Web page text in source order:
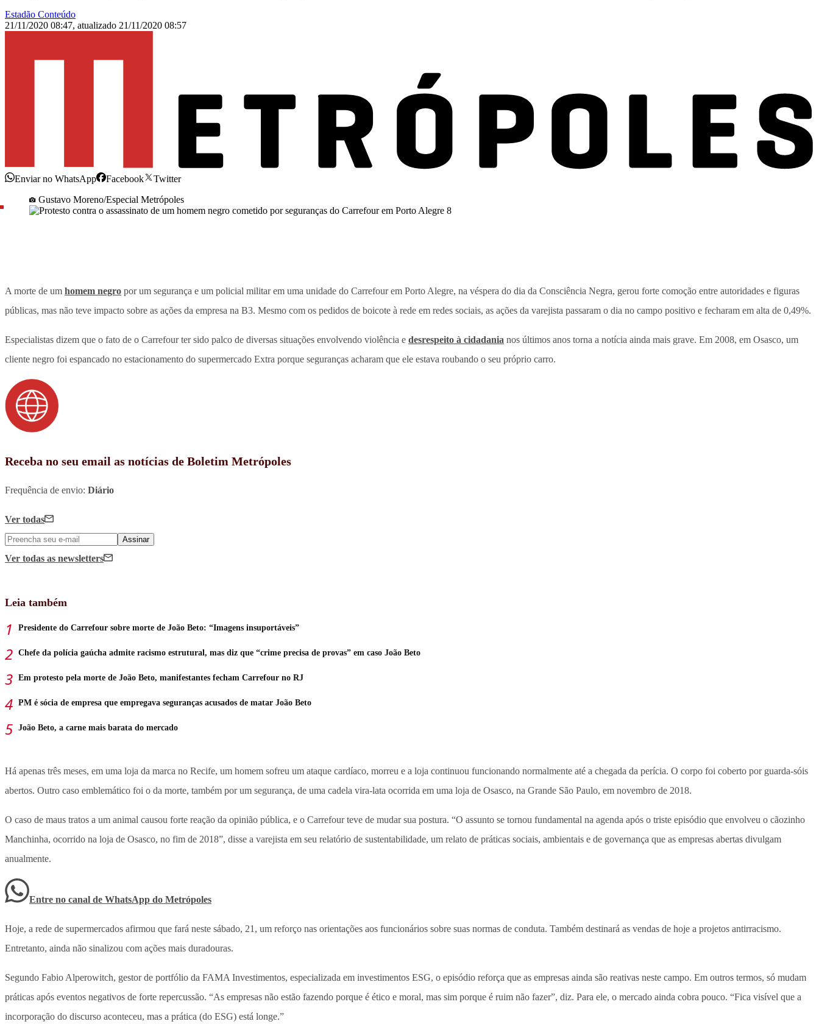
Estadão Conteúdo
21/11/2020 08:47, atualizado 21/11/2020 08:57
Enviar no WhatsApp Facebook
Twitter
Gustavo Moreno/Especial Metrópoles
A morte de um homem negro por um segurança e um policial militar em uma unidade do Carrefour em Porto Alegre, na véspera do dia da Consciência Negra, gerou forte comoção entre autoridades e figuras
públicas, mas não teve impacto sobre as ações da empresa na B3. Mesmo com os pedidos de boicote à rede em redes sociais, as ações da varejista passaram o dia no campo positivo e fecharam em alta de 0,49%.
Especialistas dizem que o fato de o Carrefour ter sido palco de diversas situações envolvendo violência e desrespeito à cidadania nos últimos anos torna a notícia ainda mais grave. Em 2008, em Osasco, um
cliente negro foi espancado no estacionamento do supermercado Extra porque seguranças acharam que ele estava roubando o seu próprio carro.
Receba no seu email as notícias de Boletim Metrópoles
Frequência de envio: Diário
Ver todas
Assinar
Ver todas as newsletters
Leia também
Presidente do Carrefour sobre morte de João Beto: “Imagens insuportáveis”
Chefe da polícia gaúcha admite racismo estrutural, mas diz que “crime precisa de provas” em caso João Beto
Em protesto pela morte de João Beto, manifestantes fecham Carrefour no RJ
PM é sócia de empresa que empregava seguranças acusados de matar João Beto
João Beto, a carne mais barata do mercado
Há apenas três meses, em uma loja da marca no Recife, um homem sofreu um ataque cardíaco, morreu e a loja continuou funcionando normalmente até a chegada da perícia. O corpo foi coberto por guarda-sóis
abertos. Outro caso emblemático foi o da morte, também por um segurança, de uma cadela vira-lata ocorrida em uma loja de Osasco, na Grande São Paulo, em novembro de 2018.
O caso de maus tratos a um animal causou forte reação da opinião pública, e o Carrefour teve de mudar sua postura. “O assunto se tornou fundamental na agenda após o triste episódio que envolveu o cãozinho
Manchinha, ocorrido na loja de Osasco, no fim de 2018”, disse a varejista em seu relatório de sustentabilidade, um relato de práticas sociais, ambientais e de governança que as empresas abertas divulgam
anualmente.
Entre no canal de WhatsApp do Metrópoles
Hoje, a rede de supermercados afirmou que fará neste sábado, 21, um reforço nas orientações aos funcionários sobre suas normas de conduta. Também destinará as vendas de hoje a projetos antirracismo.
Entretanto, ainda não sinalizou com ações mais duradouras.
Segundo Fabio Alperowitch, gestor de portfólio da FAMA Investimentos, especializada em investimentos ESG, o episódio reforça que as empresas ainda são reativas neste campo. Em outros termos, só mudam
práticas após eventos negativos de forte repercussão. “As empresas não estão fazendo porque é ético e moral, mas sim porque é ruim não fazer”, diz. Para ele, o mercado ainda cobra pouco. “Fica visível que a
incorporação do discurso aconteceu, mas a prática (do ESG) está longe.”